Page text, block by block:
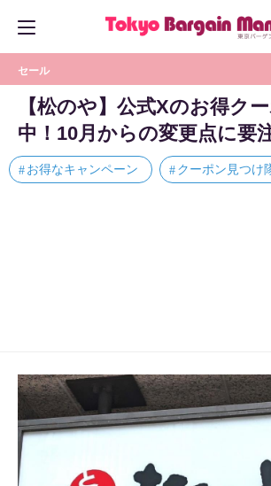
セール
【松のや】公式Xのお得ク
中！10月からの変更点に要注
お得なキャンペーン クーポン見つけ